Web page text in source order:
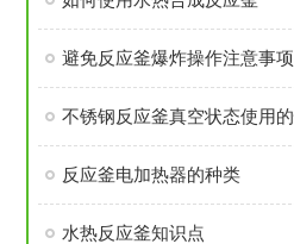
避免反应釜爆炸操作注意事项
反应釜电加热器的种类
水热反应釜知识点